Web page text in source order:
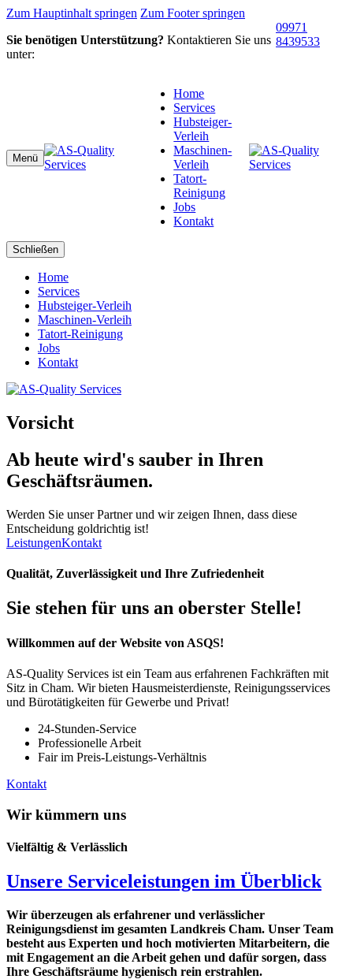
Zum Hauptinhalt springen Zum Footer springen
Sie benötigen Unterstützung? Kontaktieren Sie uns
unter:
09971
8439533
Menü
Home
Services
Hubsteiger-
Verleih
Maschinen-
Verleih
Tatort-
Reinigung
Jobs
Kontakt
Schließen
Home
Services
Hubsteiger-Verleih
Maschinen-Verleih
Tatort-Reinigung
Jobs
Kontakt
Vorsicht
Ab heute wird's sauber in Ihren
Geschäftsräumen.
Werden Sie unser Partner und wir zeigen Ihnen, dass diese
Entscheidung goldrichtig ist!
LeistungenKontakt
Qualität, Zuverlässigkeit und Ihre Zufriedenheit
Sie stehen für uns an oberster Stelle!
Willkommen auf der Website von ASQS!
AS-Quality Services ist ein Team aus erfahrenen Fachkräften mit
Sitz in Cham. Wir bieten Hausmeisterdienste, Reinigungsservices
und Bürotätigkeiten für Gewerbe und Privat!
24-Stunden-Service
Professionelle Arbeit
Fair im Preis-Leistungs-Verhältnis
Kontakt
Wir kümmern uns
Vielfältig & Verlässlich
Unsere Serviceleistungen im Überblick
Wir überzeugen als erfahrener und verlässlicher
Reinigungsdienst im gesamten Landkreis Cham. Unser Team
besteht aus Experten und hoch motivierten Mitarbeitern, die
mit Engagement an die Arbeit gehen und dafür sorgen, dass
Ihre Geschäftsräume hygienisch rein erstrahlen.